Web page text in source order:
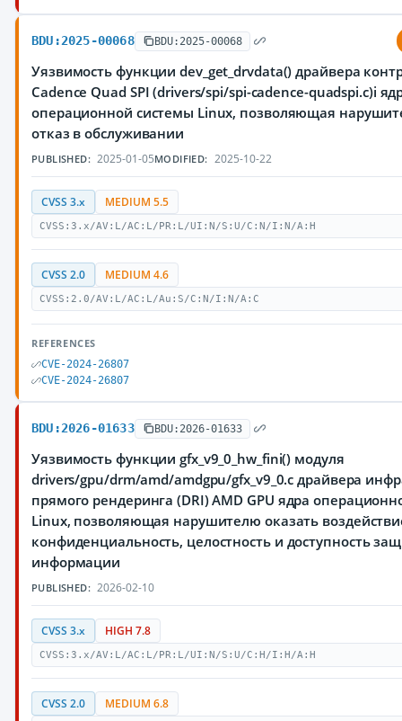
BDU:2025-00068 BDU:2025-00068
Уязвимость функции dev_get_drvdata() драйвера
Cadence Quad SPI (drivers/spi/spi-cadence-quadspi.c)i
операционной системы Linux, позволяющая
отказ в обслуживании
PUBLISHED: 2025-01-05MODIFIED: 2025-10-22
CVSS 3.x MEDIUM 5.5
CVSS:3.x/AV:L/AC:L/PR:L/UI:N/S:U/C:N/I:N/A:H
CVSS 2.0 MEDIUM 4.6
CVSS:2.0/AV:L/AC:L/Au:S/C:N/I:N/A:C
REFERENCES
CVE-2024-26807
CVE-2024-26807
BDU:2026-01633 BDU:2026-01633
Уязвимость функции gfx_v9_0_hw_fini() модуля
drivers/gpu/drm/amd/amdgpu/gfx_v9_0.c драйвера
прямого рендеринга (DRI) AMD GPU ядра
Linux, позволяющая нарушителю оказать
конфиденциальность, целостность и доступность
информации
PUBLISHED: 2026-02-10
CVSS 3.x HIGH 7.8
CVSS:3.x/AV:L/AC:L/PR:L/UI:N/S:U/C:H/I:H/A:H
CVSS 2.0 MEDIUM 6.8